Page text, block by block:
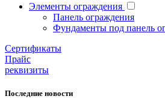
Элементы ограждения
Панель ограждения
Фундаменты под панель
Cертификаты
Прайс
реквизиты
Последние новости